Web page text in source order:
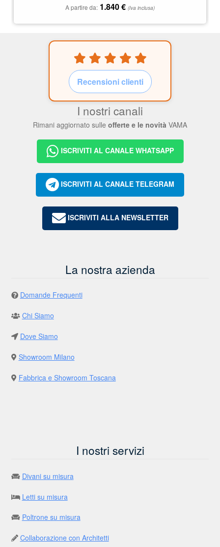
A partire da: 1.840€ (Iva inclusa)
Recensioni clienti
I nostri canali
Rimani aggiornato sulle offerte e le novità VAMA
ISCRIVITI AL CANALE WHATSAPP
ISCRIVITI AL CANALE TELEGRAM
ISCRIVITI ALLA NEWSLETTER
La nostra azienda
Domande Frequenti
Chi Siamo
Dove Siamo
Showroom Milano
Fabbrica e Showroom Toscana
I nostri servizi
Divani su misura
Letti su misura
Poltrone su misura
Collaborazione con Architetti